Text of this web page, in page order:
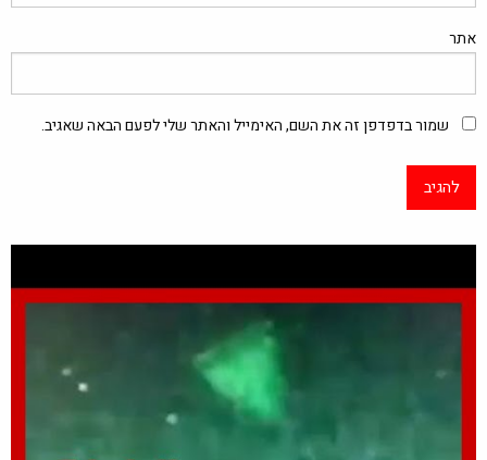
אתר
שמור בדפדפן זה את השם, האימייל והאתר שלי לפעם הבאה שאגיב.